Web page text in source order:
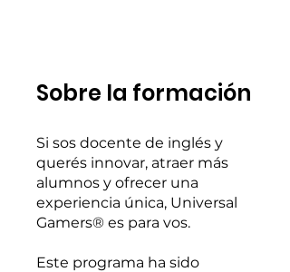
Sobre la formación
Si sos docente de inglés y
querés innovar, atraer más
alumnos y ofrecer una
experiencia única, Universal
Gamers® es para vos.
Este programa ha sido